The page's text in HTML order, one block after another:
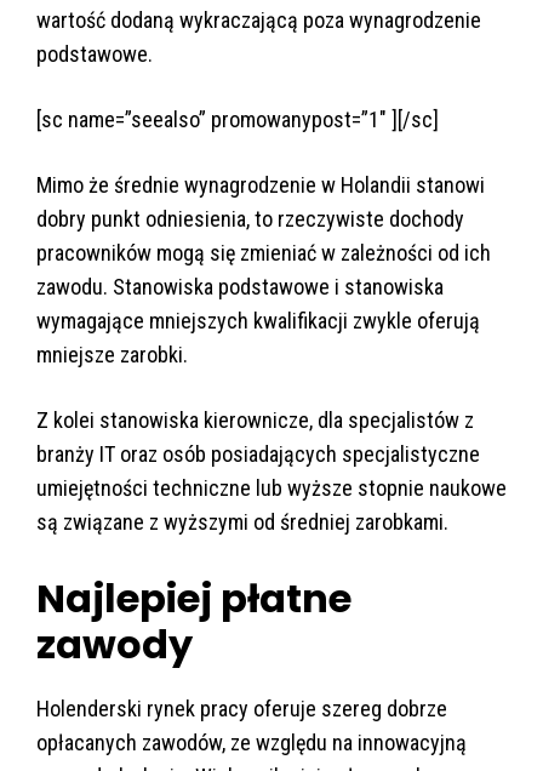
wartość dodaną wykraczającą poza wynagrodzenie
podstawowe.
[sc name=”seealso” promowanypost=”1″ ][/sc]
Mimo że średnie wynagrodzenie w Holandii stanowi
dobry punkt odniesienia, to rzeczywiste dochody
pracowników mogą się zmieniać w zależności od ich
zawodu. Stanowiska podstawowe i stanowiska
wymagające mniejszych kwalifikacji zwykle oferują
mniejsze zarobki.
Z kolei stanowiska kierownicze, dla specjalistów z
branży IT oraz osób posiadających specjalistyczne
umiejętności techniczne lub wyższe stopnie naukowe
są związane z wyższymi od średniej zarobkami.
Najlepiej płatne
zawody
Holenderski rynek pracy oferuje szereg dobrze
opłacanych zawodów, ze względu na innowacyjną